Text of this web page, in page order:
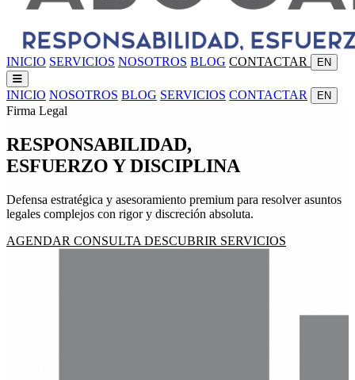
INICIO SERVICIOS NOSOTROS BLOG CONTACTAR EN
INICIO NOSOTROS BLOG SERVICIOS CONTACTAR EN
Firma Legal
RESPONSABILIDAD,
ESFUERZO YDISCIPLINA
Defensa estratégica y asesoramiento premium para resolver asuntos
legales complejos con rigor y discreción absoluta.
AGENDAR CONSULTA DESCUBRIR SERVICIOS